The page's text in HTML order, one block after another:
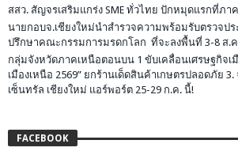
สสว. สัญจรเสริมแกร่ง SME ทั่วไทย ปักหมุดแรกที่ภา
นายกอบจ.เชียงใหม่นำสำรวจความพร้อมรับตรวจป
ปรึกษาคณะกรรมการมรดกโลก ที่จะลงพื้นที่ 3-8 ส.
กลุ่มจังหวัดภาคเหนือตอนบน 1 ขับเคลื่อนเศรษฐกิจเ
เมืองเหนือ 2569” ยกร้านเด็ดสินค้าเกษตรปลอดภัย
เซ็นทรัล เชียงใหม่ แอร์พอร์ต 25-29 ก.ค. นี้!
FACEBOOK